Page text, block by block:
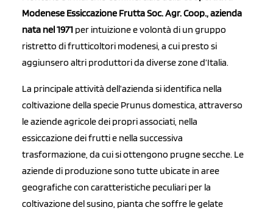
Modenese Essiccazione Frutta Soc. Agr. Coop., azienda
nata nel 1971 per intuizione e volontà di un gruppo
ristretto di frutticoltori modenesi, a cui presto si
aggiunsero altri produttori da diverse zone d’Italia.
La principale attività dell’azienda si identifica nella
coltivazione della specie Prunus domestica, attraverso
le aziende agricole dei propri associati, nella
essiccazione dei frutti e nella successiva
trasformazione, da cui si ottengono prugne secche. Le
aziende di produzione sono tutte ubicate in aree
geografiche con caratteristiche peculiari per la
coltivazione del susino, pianta che soffre le gelate